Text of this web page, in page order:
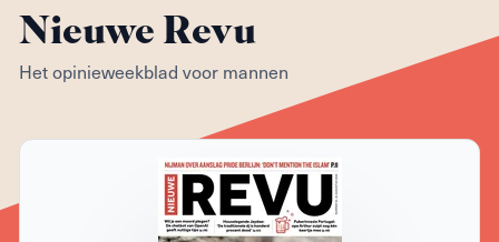
Nieuwe Revu
Het opinieweekblad voor mannen